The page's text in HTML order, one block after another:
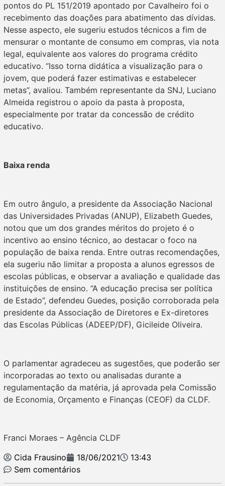
pontos do PL 151/2019 apontado por Cavalheiro foi o
recebimento das doações para abatimento das dívidas.
Nesse aspecto, ele sugeriu estudos técnicos a fim de
mensurar o montante de consumo em compras, via nota
legal, equivalente aos valores do programa crédito
educativo. “Isso torna didática a visualização para o
jovem, que poderá fazer estimativas e estabelecer
metas”, avaliou. Também representante da SNJ, Luciano
Almeida registrou o apoio da pasta à proposta,
especialmente por tratar da concessão de crédito
educativo.
Baixa renda
Em outro ângulo, a presidente da Associação Nacional
das Universidades Privadas (ANUP), Elizabeth Guedes,
notou que um dos grandes méritos do projeto é o
incentivo ao ensino técnico, ao destacar o foco na
população de baixa renda. Entre outras recomendações,
ela sugeriu não limitar a proposta a alunos egressos de
escolas públicas, e observar a avaliação e qualidade das
instituições de ensino. “A educação precisa ser política
de Estado”, defendeu Guedes, posição corroborada pela
presidente da Associação de Diretores e Ex-diretores
das Escolas Públicas (ADEEP/DF), Gicileide Oliveira.
O parlamentar agradeceu as sugestões, que poderão ser
incorporadas ao texto ou analisadas durante a
regulamentação da matéria, já aprovada pela Comissão
de Economia, Orçamento e Finanças (CEOF) da CLDF.
Franci Moraes – Agência CLDF
Cida Frausino
18/06/2021
13:43
Sem comentários